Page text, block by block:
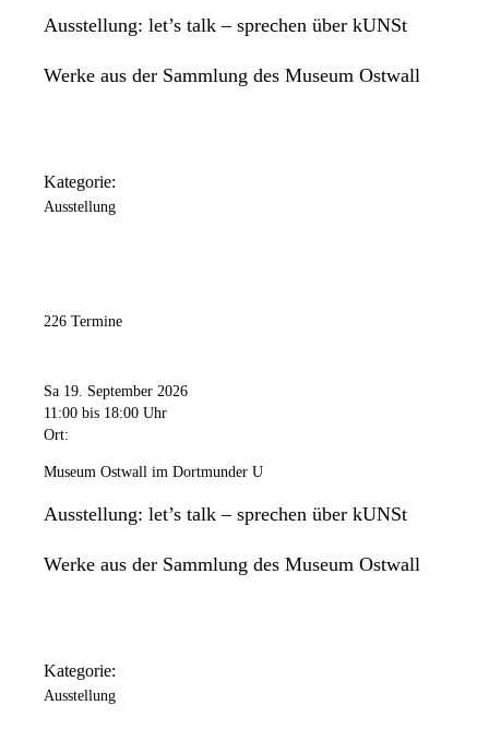
Ausstellung: let’s talk – sprechen über kUNSt
Werke aus der Sammlung des Museum Ostwall
Kategorie:
Ausstellung
226 Termine
Sa 19. September 2026
11:00 bis 18:00 Uhr
Ort:
Museum Ostwall im Dortmunder U
Ausstellung: let’s talk – sprechen über kUNSt
Werke aus der Sammlung des Museum Ostwall
Kategorie:
Ausstellung